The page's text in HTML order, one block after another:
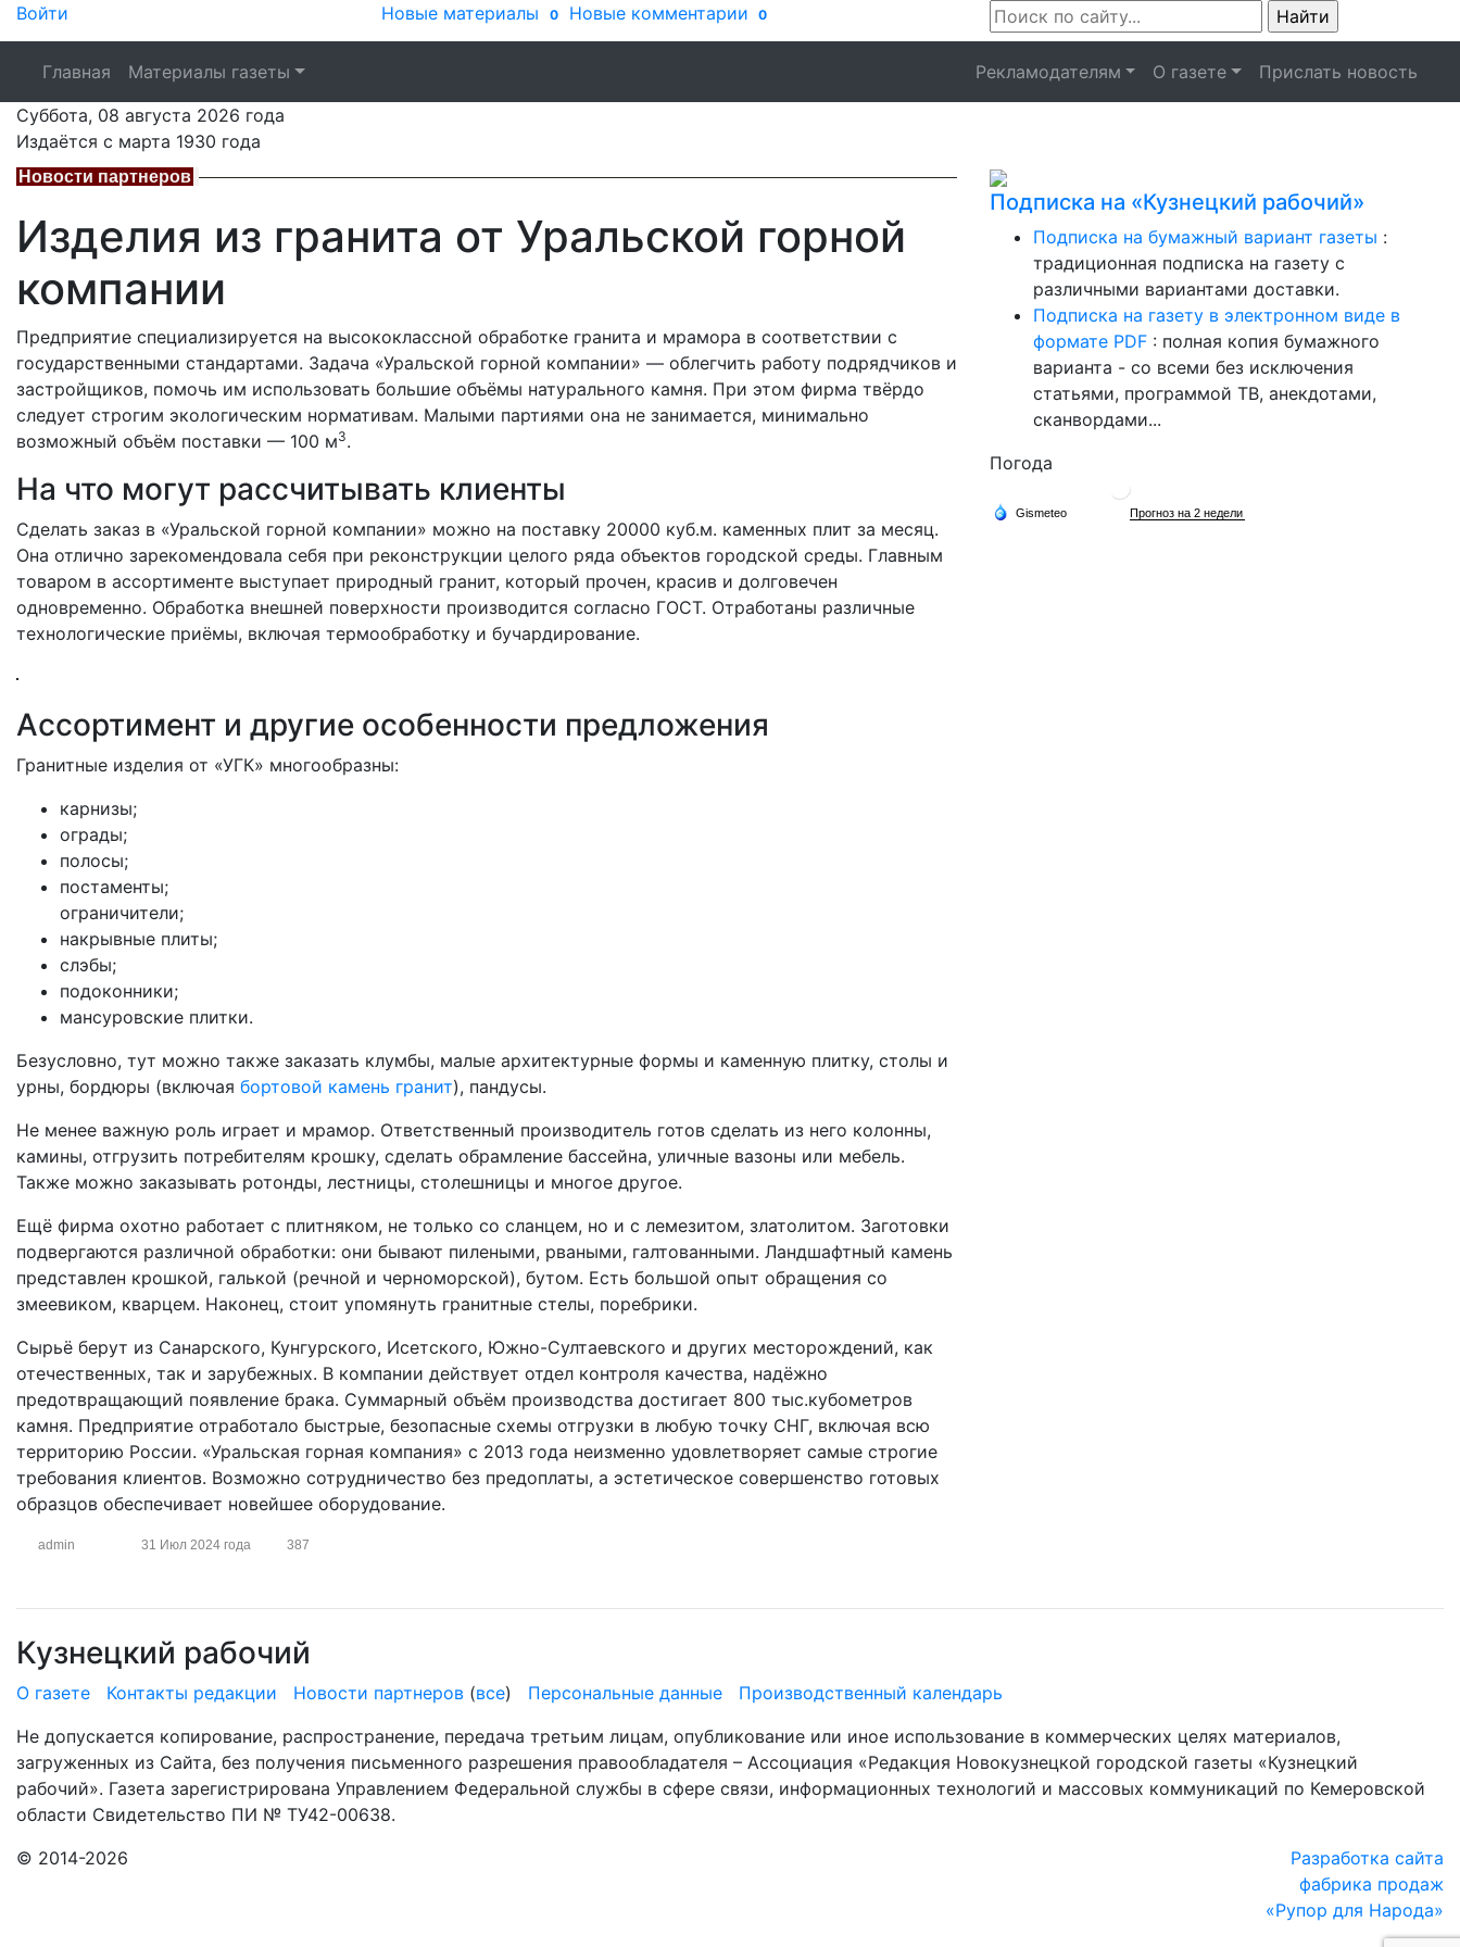
Войти Новые материалы 0 Новые комментарии 0
Главная Материалы газеты Рекламодателям О газете
Прислать новость
Суббота, 08 августа 2026 года
Издаётся с марта 1930 года
Новости партнеров
Изделия из гранита от Уральской горной
компании
Предприятие специализируется на высококлассной обработке гранита и мрамора в соответствии с
государственными стандартами. Задача «Уральской горной компании» — облегчить работу подрядчиков и
застройщиков, помочь им использовать большие объёмы натурального камня. При этом фирма твёрдо
следует строгим экологическим нормативам. Малыми партиями она не занимается, минимально
возможный объём поставки — 100 м3.
На что могут рассчитывать клиенты
Сделать заказ в «Уральской горной компании» можно на поставку 20000 куб.м. каменных плит за месяц.
Она отлично зарекомендовала себя при реконструкции целого ряда объектов городской среды. Главным
товаром в ассортименте выступает природный гранит, который прочен, красив и долговечен
одновременно. Обработка внешней поверхности производится согласно ГОСТ. Отработаны различные
технологические приёмы, включая термообработку и бучардирование.
Ассортимент и другие особенности предложения
Гранитные изделия от «УГК» многообразны:
карнизы;
ограды;
полосы;
постаменты;
ограничители;
накрывные плиты;
слэбы;
подоконники;
мансуровские плитки.
Безусловно, тут можно также заказать клумбы, малые архитектурные формы и каменную плитку, столы и
урны, бордюры (включая бортовой камень гранит), пандусы.
Не менее важную роль играет и мрамор. Ответственный производитель готов сделать из него колонны,
камины, отгрузить потребителям крошку, сделать обрамление бассейна, уличные вазоны или мебель.
Также можно заказывать ротонды, лестницы, столешницы и многое другое.
Ещё фирма охотно работает с плитняком, не только со сланцем, но и с лемезитом, златолитом. Заготовки
подвергаются различной обработки: они бывают пилеными, рваными, галтованными. Ландшафтный камень
представлен крошкой, галькой (речной и черноморской), бутом. Есть большой опыт обращения со
змеевиком, кварцем. Наконец, стоит упомянуть гранитные стелы, поребрики.
Сырьё берут из Санарского, Кунгурского, Исетского, Южно-Султаевского и других месторождений, как
отечественных, так и зарубежных. В компании действует отдел контроля качества, надёжно
предотвращающий появление брака. Суммарный объём производства достигает 800 тыс.кубометров
камня. Предприятие отработало быстрые, безопасные схемы отгрузки в любую точку СНГ, включая всю
территорию России. «Уральская горная компания» с 2013 года неизменно удовлетворяет самые строгие
требования клиентов. Возможно сотрудничество без предоплаты, а эстетическое совершенство готовых
образцов обеспечивает новейшее оборудование.
admin 31 Июл 2024 года 387
Подписка на «Кузнецкий рабочий»
Подписка на бумажный вариант газеты :
традиционная подписка на газету с
различными вариантами доставки.
Подписка на газету в электронном виде в
формате PDF : полная копия бумажного
варианта - со всеми без исключения
статьями, программой ТВ, анекдотами,
сканвордами...
Погода
Кузнецкий рабочий
О газете Контакты редакции Новости партнеров (все) Персональные данные
Производственный календарь
Не допускается копирование, распространение, передача третьим лицам, опубликование или иное использование в коммерческих целях материалов,
загруженных из Сайта, без получения письменного разрешения правообладателя – Ассоциация «Редакция Новокузнецкой городской газеты «Кузнецкий
рабочий». Газета зарегистрирована Управлением Федеральной службы в сфере связи, информационных технологий и массовых коммуникаций по Кемеровской
области Свидетельство ПИ № ТУ42-00638.
© 2014-2026
Разработка сайта
фабрика продаж
«Рупор для Народа»